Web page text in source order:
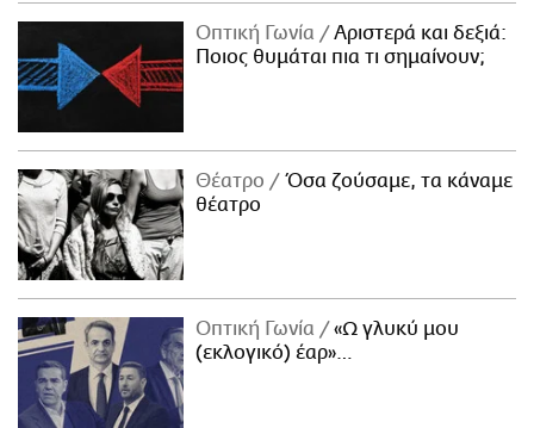
Οπτική Γωνία
Αριστερά και δεξιά:
Ποιος θυμάται πια τι σημαίνουν;
Θέατρο
Όσα ζούσαμε, τα κάναμε
θέατρο
Οπτική Γωνία
«Ω γλυκύ μου
(εκλογικό) έαρ»…